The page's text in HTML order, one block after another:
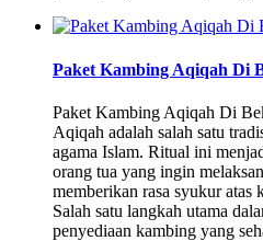
Paket Kambing Aqiqah Di
Paket Kambing Aqiqah Di
Aqiqah adalah salah satu
agama Islam. Ritual ini
orang tua yang ingin
memberikan rasa syukur atas
Salah satu langkah utama
penyediaan kambing yang